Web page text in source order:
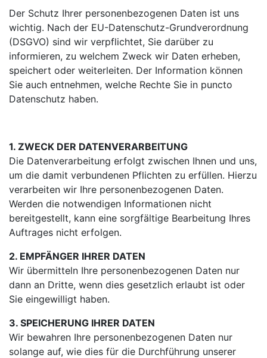
Der Schutz Ihrer personenbezogenen Daten ist uns
wichtig. Nach der EU-Datenschutz-Grundverordnung
(DSGVO) sind wir verpflichtet, Sie darüber zu
informieren, zu welchem Zweck wir Daten erheben,
speichert oder weiterleiten. Der Information können
Sie auch entnehmen, welche Rechte Sie in puncto
Datenschutz haben.
1. ZWECK DER DATENVERARBEITUNG
Die Datenverarbeitung erfolgt zwischen Ihnen und uns,
um die damit verbundenen Pflichten zu erfüllen. Hierzu
verarbeiten wir Ihre personenbezogenen Daten.
Werden die notwendigen Informationen nicht
bereitgestellt, kann eine sorgfältige Bearbeitung Ihres
Auftrages nicht erfolgen.
2. EMPFÄNGER IHRER DATEN
Wir übermitteln Ihre personenbezogenen Daten nur
dann an Dritte, wenn dies gesetzlich erlaubt ist oder
Sie eingewilligt haben.
3. SPEICHERUNG IHRER DATEN
Wir bewahren Ihre personenbezogenen Daten nur
solange auf, wie dies für die Durchführung unserer